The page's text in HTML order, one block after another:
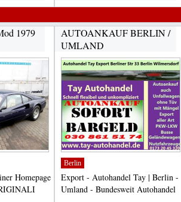
1979
Homepage
AUTOANKAUF BERLIN /
UMLAND
AUTOHANDEL TAY...
Berlin
Export - Autohandel Tay | Berlin -
Umland - Bundesweit Autohandel